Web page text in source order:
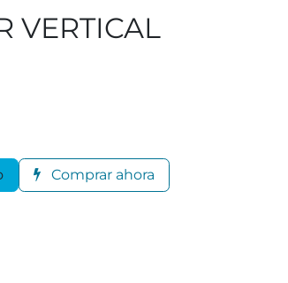
VERTICAL
Comprar ahora